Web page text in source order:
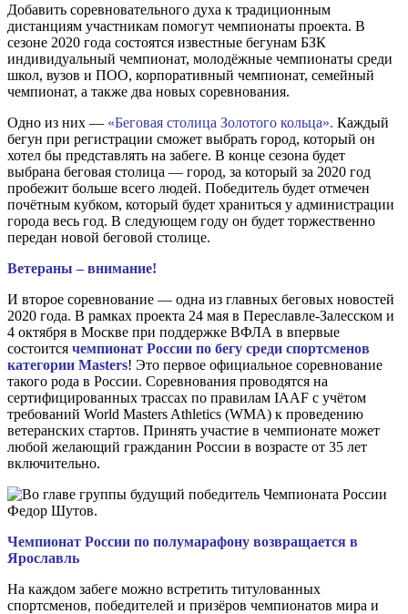
Добавить соревновательного духа к традиционным
дистанциям участникам помогут чемпионаты проекта. В
сезоне 2020 года состоятся известные бегунам БЗК
индивидуальный чемпионат, молодёжные чемпионаты среди
школ, вузов и ПОО, корпоративный чемпионат, семейный
чемпионат, а также два новых соревнования.
Одно из них — «Беговая столица Золотого кольца». Каждый
бегун при регистрации сможет выбрать город, который он
хотел бы представлять на забеге. В конце сезона будет
выбрана беговая столица — город, за который за 2020 год
пробежит больше всего людей. Победитель будет отмечен
почётным кубком, который будет храниться у администрации
города весь год. В следующем году он будет торжественно
передан новой беговой столице.
Ветераны – внимание!
И второе соревнование — одна из главных беговых новостей
2020 года. В рамках проекта 24 мая в Переславле-Залесском и
4 октября в Москве при поддержке ВФЛА в впервые
состоится чемпионат России по бегу среди спортсменов
категории Masters! Это первое официальное соревнование
такого рода в России. Соревнования проводятся на
сертифицированных трассах по правилам IAAF с учётом
требований World Masters Athletics (WMA) к проведению
ветеранских стартов. Принять участие в чемпионате может
любой желающий гражданин России в возрасте от 35 лет
включительно.
Чемпионат России по полумарафону возвращается в
Ярославль
На каждом забеге можно встретить титулованных
спортсменов, победителей и призёров чемпионатов мира и